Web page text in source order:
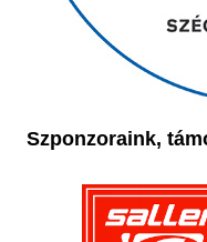
Szponzoraink,